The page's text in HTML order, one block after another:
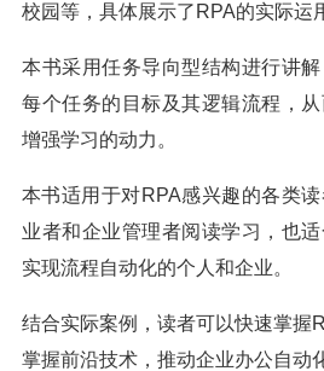
校园等，具体展示了RPA的实际运
本书采用任务导向型结构进行讲
每个任务的目标及其逻辑流程，从
增强学习的动力。
本书适用于对RPA感兴趣的各类
业者和企业管理者阅读学习，也适
实现流程自动化的个人和企业。
结合实际案例，读者可以快速掌握
掌握前沿技术，推动企业办公自动